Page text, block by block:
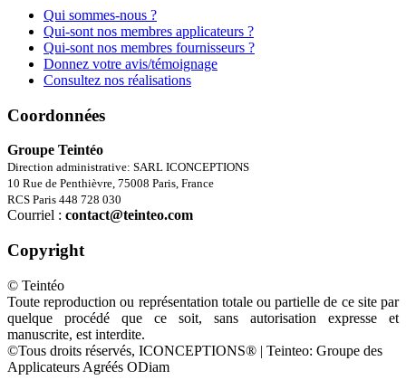
Qui sommes-nous ?
Qui-sont nos membres applicateurs ?
Qui-sont nos membres fournisseurs ?
Donnez votre avis/témoignage
Consultez nos réalisations
Coordonnées
Groupe Teintéo
Direction administrative: SARL ICONCEPTIONS
10 Rue de Penthièvre, 75008 Paris, France
RCS Paris 448 728 030
Courriel : contact@teinteo.com
Copyright
© Teintéo
Toute reproduction ou représentation totale ou partielle de ce site par
quelque procédé que ce soit, sans autorisation expresse et
manuscrite, est interdite.
©Tous droits réservés, ICONCEPTIONS® | Teinteo: Groupe des
Applicateurs Agréés ODiam